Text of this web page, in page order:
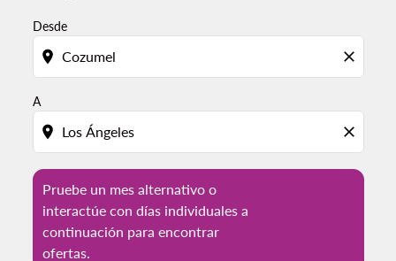
Desde
location_on close
A
location_on close
Pruebe un mes alternativo o
interactúe con días individuales a
continuación para encontrar
ofertas.